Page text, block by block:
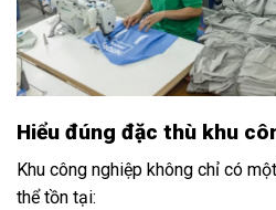
Hiểu đúng đặc thù khu
Khu công nghiệp không chỉ có
thể tồn tại: